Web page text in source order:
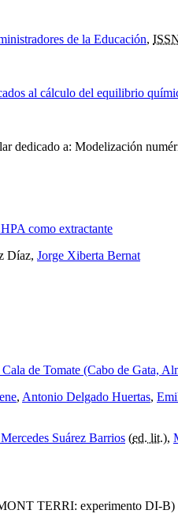
de la Educación,
al cálculo del equilibrio
dedicado a: Modelización
como extractante
Díaz, Jorge Xiberta Bernat
de Tomate (Cabo de Gata,
, Antonio Delgado Huertas,
Suárez Barrios (ed. lit.),
TERRI: experimento DI-B)